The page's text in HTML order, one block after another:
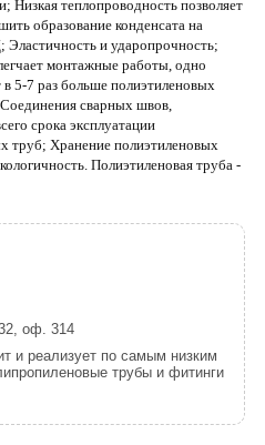
Низкая теплопроводность позволяет
образование конденсата на
и ударопрочность;
монтажные работы, одно
в 5-7 раз больше полиэтиленовых
сварных швов,
срока эксплуатации
труб; Хранение полиэтиленовых
Полиэтиленовая труба -
оф. 314
и реализует по самым низким
трубы и фитинги